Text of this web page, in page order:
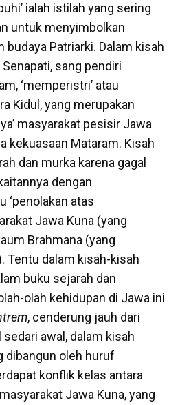
ialah istilah yang sering
untuk menyimbolkan
budaya Patriarki. Dalam kisah
Senapati, sang pendiri
‘memperistri’ atau
Kidul, yang merupakan
masyarakat pesisir Jawa
kekuasaan Mataram. Kisah
dan murka karena gagal
dengan
‘penolakan atas
Jawa Kuna (yang
Brahmana (yang
Tentu dalam kisah-kisah
buku sejarah dan
olah kehidupan di Jawa ini
, cenderung jauh dari
awal, dalam kisah
dibangun oleh huruf
konflik kelas antara
Jawa Kuna, yang